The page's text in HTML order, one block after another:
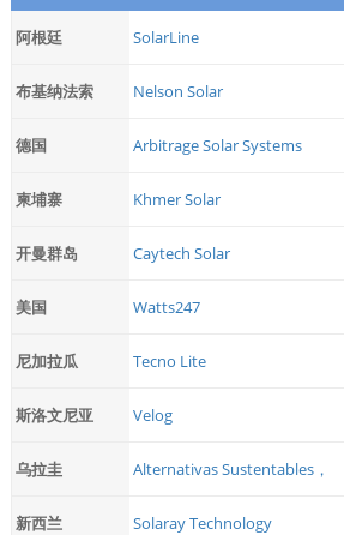
阿根廷 SolarLine
布基纳法索 Nelson Solar
德国 Arbitrage Solar Systems
柬埔寨 Khmer Solar
开曼群岛 Caytech Solar
美国 Watts247
尼加拉瓜 Tecno Lite
斯洛文尼亚 Velog
乌拉圭 Alternativas Sustentables，
新西兰 Solaray Technology